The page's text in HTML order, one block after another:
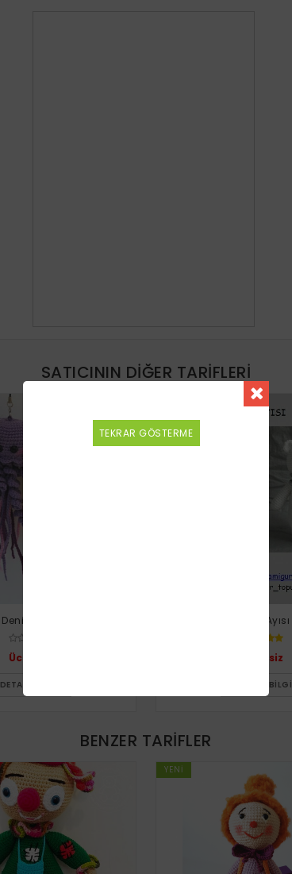
SATICININ DIĞER TARIFLERI
Denizanası
Ücretsiz
DETAYLI BILGI
Kutup Ayısı
Ücretsiz
DETAYLI BILGI
BENZER TARIFLER
YENI
TEKRAR GÖSTERME